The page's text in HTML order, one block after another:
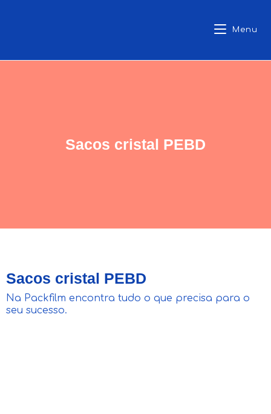
Menu
Sacos cristal PEBD
Sacos cristal PEBD
Na Packfilm encontra tudo o que precisa para o
seu sucesso.